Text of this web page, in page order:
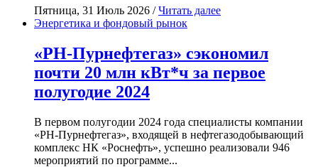
Пятница, 31 Июль 2026 /Читать далее
Энергетика и фондовый рынок
«РН-Пурнефтегаз» сэкономил
почти 20 млн кВт*ч за первое
полугодие 2024
В первом полугодии 2024 года специалисты компании
«РН-Пурнефтегаз», входящей в нефтегазодобывающий
комплекс НК «Роснефть», успешно реализовали 946
мероприятий по программе...